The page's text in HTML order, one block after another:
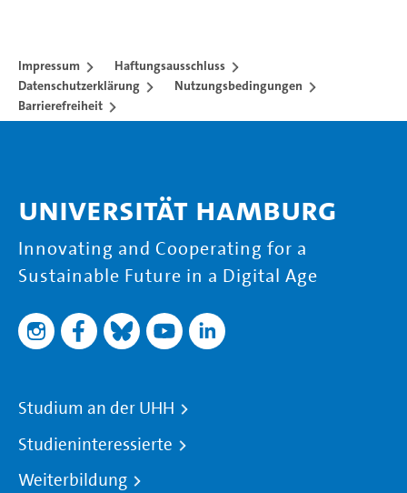
Impressum
Haftungsausschluss
Datenschutzerklärung
Nutzungsbedingungen
Barrierefreiheit
Universität Hamburg
Innovating and Cooperating for a
Sustainable Future in a Digital Age
Studium an der UHH
Studieninteressierte
Weiterbildung